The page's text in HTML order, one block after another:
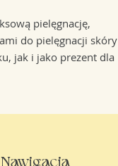
pielęgnację,
do pielęgnacji skóry
jak i jako prezent dla
Nawigacja